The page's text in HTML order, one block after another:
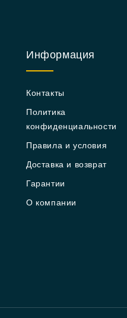
Информация
Контакты
Политика
конфиденциальности
Правила и условия
Доставка и возврат
Гарантии
О компании